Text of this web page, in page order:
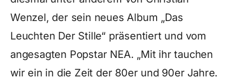
Wenzel, der sein neues Album „Das
Leuchten Der Stille“ präsentiert und vom
angesagten Popstar NEA. „Mit ihr tauchen
wir ein in die Zeit der 80er und 90er Jahre.